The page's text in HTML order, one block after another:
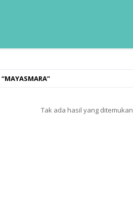
MAYASMARA
Tak ada hasil yang ditemukan